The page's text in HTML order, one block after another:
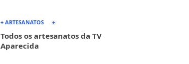
+ ARTESANATOS
Todos os artesanatos da TV
Aparecida